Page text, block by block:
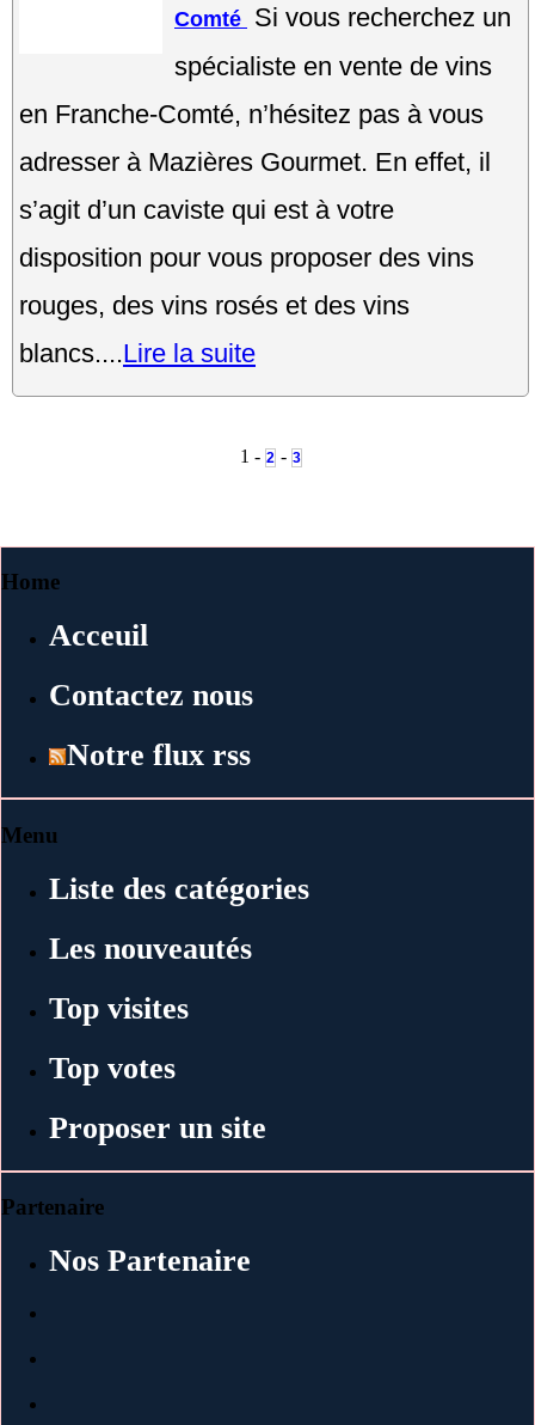
Comté Si vous recherchez un
spécialiste en vente de vins
en Franche-Comté, n’hésitez pas à vous
adresser à Mazières Gourmet. En effet, il
s’agit d’un caviste qui est à votre
disposition pour vous proposer des vins
rouges, des vins rosés et des vins
blancs....Lire la suite
1 - 2 - 3
Home
Acceuil
Contactez nous
Notre flux rss
Menu
Liste des catégories
Les nouveautés
Top visites
Top votes
Proposer un site
Partenaire
Nos Partenaire